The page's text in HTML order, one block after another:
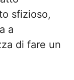
sfizioso,
a
di fare un